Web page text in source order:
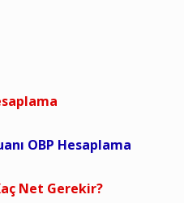
OBP Hesaplama
Net Gerekir?